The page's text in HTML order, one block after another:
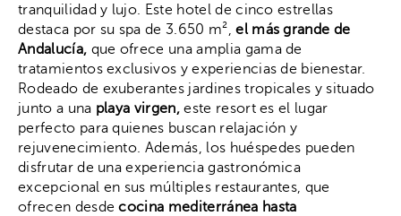
tranquilidad y lujo. Este hotel de cinco estrellas
destaca por su spa de 3.650 m²,el más grande de
Andalucía, que ofrece una amplia gama de
tratamientos exclusivos y experiencias de bienestar.
Rodeado de exuberantes jardines tropicales y situado
junto a una playa virgen,este resort es el lugar
perfecto para quienes buscan relajación y
rejuvenecimiento. Además, los huéspedes pueden
disfrutar de una experiencia gastronómica
excepcional en sus múltiples restaurantes, que
ofrecen desdecocina mediterránea hasta